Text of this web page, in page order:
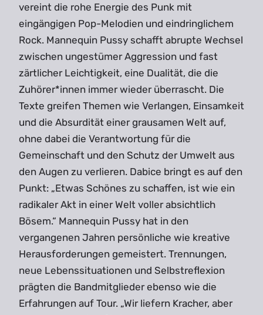
vereint die rohe Energie des Punk mit
eingängigen Pop-Melodien und eindringlichem
Rock. Mannequin Pussy schafft abrupte Wechsel
zwischen ungestümer Aggression und fast
zärtlicher Leichtigkeit, eine Dualität, die die
Zuhörer*innen immer wieder überrascht. Die
Texte greifen Themen wie Verlangen, Einsamkeit
und die Absurdität einer grausamen Welt auf,
ohne dabei die Verantwortung für die
Gemeinschaft und den Schutz der Umwelt aus
den Augen zu verlieren. Dabice bringt es auf den
Punkt: „Etwas Schönes zu schaffen, ist wie ein
radikaler Akt in einer Welt voller absichtlich
Bösem.“ Mannequin Pussy hat in den
vergangenen Jahren persönliche wie kreative
Herausforderungen gemeistert. Trennungen,
neue Lebenssituationen und Selbstreflexion
prägten die Bandmitglieder ebenso wie die
Erfahrungen auf Tour. „Wir liefern Kracher, aber